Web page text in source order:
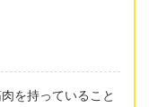
を持っていること